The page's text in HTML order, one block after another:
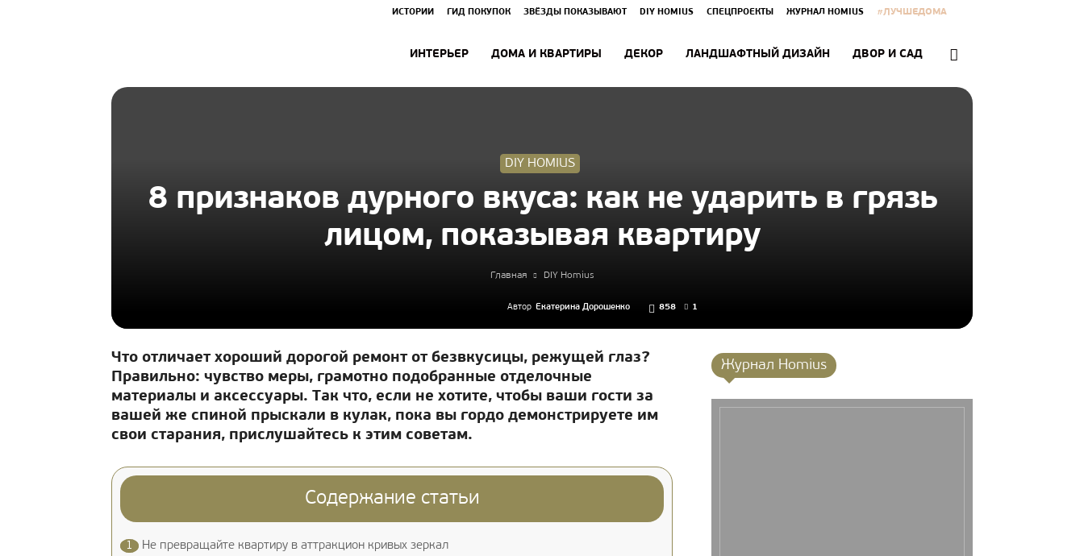
ИСТОРИИ ГИД ПОКУПОК ЗВЁЗДЫ ПОКАЗЫВАЮТ DIY HOMIUS СПЕЦПРОЕКТЫ ЖУРНАЛ HOMIUS #ЛУЧШЕДОМА
ИНТЕРЬЕР ДОМА И КВАРТИРЫ ДЕКОР ЛАНДШАФТНЫЙ ДИЗАЙН ДВОР И САД
DIY HOMIUS
8 признаков дурного вкуса: как не ударить в грязь
лицом, показывая квартиру
Главная DIY Homius
Автор Екатерина Дорошенко 858 1
Что отличает хороший дорогой ремонт от безвкусицы, режущей глаз?
Правильно: чувство меры, грамотно подобранные отделочные
материалы и аксессуары. Так что, если не хотите, чтобы ваши гости за
вашей же спиной прыскали в кулак, пока вы гордо демонстрируете им
свои старания, прислушайтесь к этим советам.
Содержание статьи
1
Не превращайте квартиру в аттракцион кривых зеркал
Журнал Homius